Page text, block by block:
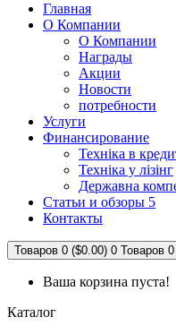
Главная
О Компании
О Компании
Награды
Акции
Новости
потребности
Услуги
Финансирование
Техніка в
Техніка у лізінг
Державна
Статьи и обзоры 5
Контакты
Товаров 0 ($0.00) 0 Товаров 0
Ваша корзина пуста!
Каталог